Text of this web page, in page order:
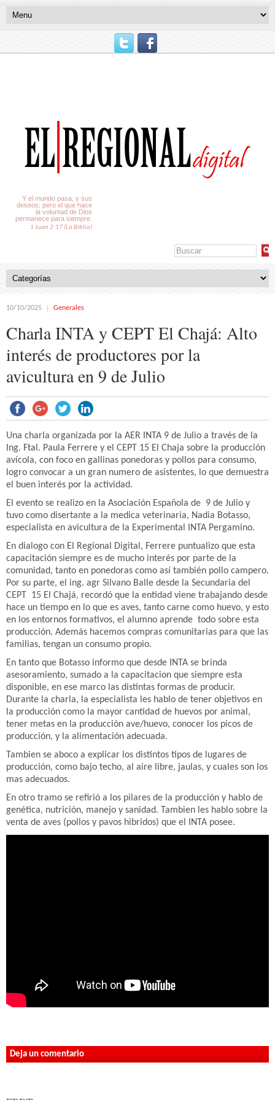
Y el mundo pasa, y sus
deseos; pero el que hace
la voluntad de Dios
permanece para siempre.
1 Juan 2:17 (La Biblia)
10/10/2025 Generales
Charla INTA y CEPT El Chajá: Alto
interés de productores por la
avicultura en 9 de Julio
Una charla organizada por la AER INTA 9 de Julio a través de la
Ing. Ftal. Paula Ferrere y el CEPT 15 El Chaja sobre la producción
avícola, con foco en gallinas ponedoras y pollos para consumo,
logro convocar a un gran numero de asistentes, lo que demuestra
el buen interés por la actividad.
El evento se realizo en la Asociación Española de 9 de Julio y
tuvo como disertante a la medica veterinaria, Nadia Botasso,
especialista en avicultura de la Experimental INTA Pergamino.
En dialogo con El Regional Digital, Ferrere puntualizo que esta
capacitación siempre es de mucho interés por parte de la
comunidad, tanto en ponedoras como así también pollo campero.
Por su parte, el ing. agr Silvano Balle desde la Secundaria del
CEPT 15 El Chajá, recordó que la entidad viene trabajando desde
hace un tiempo en lo que es aves, tanto carne como huevo, y esto
en los entornos formativos, el alumno aprende todo sobre esta
producción. Además hacemos compras comunitarias para que las
familias, tengan un consumo propio.
En tanto que Botasso informo que desde INTA se brinda
asesoramiento, sumado a la capacitacion que siempre esta
disponible, en ese marco las distintas formas de producir.
Durante la charla, la especialista les hablo de tener objetivos en
la producción como la mayor cantidad de huevos por animal,
tener metas en la producción ave/huevo, conocer los picos de
producción, y la alimentación adecuada.
Tambien se aboco a explicar los distintos tipos de lugares de
producción, como bajo techo, al aire libre, jaulas, y cuales son los
mas adecuados.
En otro tramo se refirió a los pilares de la producción y hablo de
genética, nutrición, manejo y sanidad. Tambien les hablo sobre la
venta de aves (pollos y pavos hibridos) que el INTA posee.
Deja un comentario